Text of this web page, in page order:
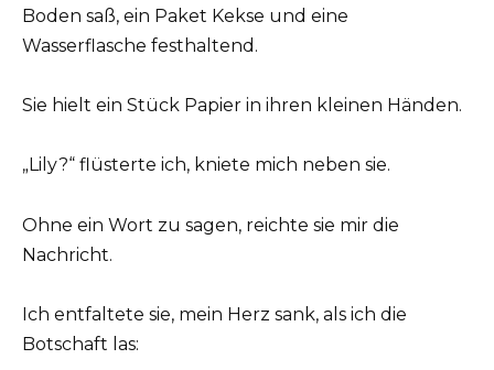
Boden saß, ein Paket Kekse und eine
Wasserflasche festhaltend.
Sie hielt ein Stück Papier in ihren kleinen Händen.
„Lily?“ flüsterte ich, kniete mich neben sie.
Ohne ein Wort zu sagen, reichte sie mir die
Nachricht.
Ich entfaltete sie, mein Herz sank, als ich die
Botschaft las: